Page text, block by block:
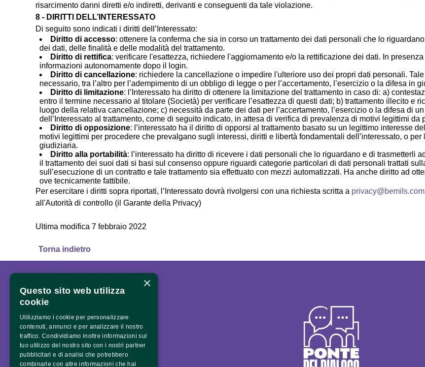
risarcimento danni diretti e/o indiretti, derivanti e conseguenti da tale violazione.
8 - DIRITTI DELL’INTERESSATO
Di seguito sono indicati i diritti dell’Interessato:
Diritto di accesso: ottenere la conferma che sia in corso un trattamento dei dati personali che lo
dei dati, delle finalità e delle modalità del trattamento.
Diritto di rettifica: verificare l'esattezza, richiedere l'aggiornamento e/o la rettificazione dei dati. In
informazioni autonomamente dopo il login.
Diritto di cancellazione: richiedere la cancellazione o impedire l'ulteriore uso dei propri dati personali.
necessario, tra l’altro per l’adempimento di un obbligo di legge o per l’accertamento, l’esercizio o la difesa in
Diritto di limitazione: l’Interessato ha diritto di ottenere la limitazione del trattamento in caso di: a)
entro il termine necessario al titolare (Società) per verificare l’esattezza di questi dati; b) trattamento illecito e
luogo della relativa cancellazione; c) necessità da parte dei dati per l’accertamento, l’esercizio o la difesa di
dell’Interessato al trattamento, come di seguito indicato, in attesa di verifica di prevalenza di motivi legittimi da
Diritto di opposizione: l’interessato ha il diritto di opporsi al trattamento basato su un legittimo interesse
motivi legittimi per procedere che prevalgano sugli interessi, diritti e libertà fondamentali dell’interessato, o
giudiziaria.
Diritto alla portabilità: l’interessato ha diritto di ricevere i dati personali che lo riguardano e di trasmetterli
il trattamento dei suoi dati si basi sul consenso oppure riguardi categorie particolari di dati personali trattati
sull’esecuzione di un contratto e tale trattamento sia effettuato con mezzi automatizzati. Ha anche diritto ad
ove tecnicamente fattibile.
Per esercitare i diritti sopra riportati, l’Interessato dovrà rivolgersi con una richiesta scritta a privacy@bemils.com
all'Autorità di controllo (il Garante della Privacy)
Ultima modifica 7 febbraio 2022
Torna indietro
×
Questo sito web utilizza
cookie
Utilizziamo i cookie per personalizzare
contenuti, annunci e per analizzare il nostro
traffico. Condividiamo inoltre informazioni sul
tuo utilizzo del nostro sito con i nostri partner
pubblicitari e di analisi che potrebbero
combinarle con altre informazioni che hai